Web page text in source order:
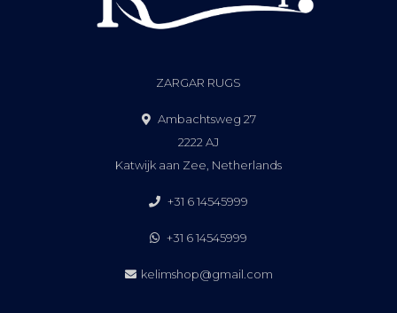
ZARGAR RUGS
Ambachtsweg 27
2222 AJ
Katwijk aan Zee, Netherlands
+31 6 14545999
+31 6 14545999
kelimshop@gmail.com